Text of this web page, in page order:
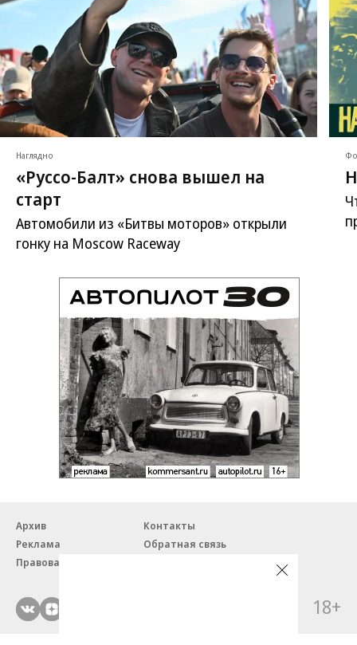
Наглядно
«Руссо-Балт» снова вышел на
старт
Автомобили из «Битвы моторов» открыли
гонку на Moscow Raceway
Архив
Контакты
Реклама
Обратная связь
Правовая информация
18+